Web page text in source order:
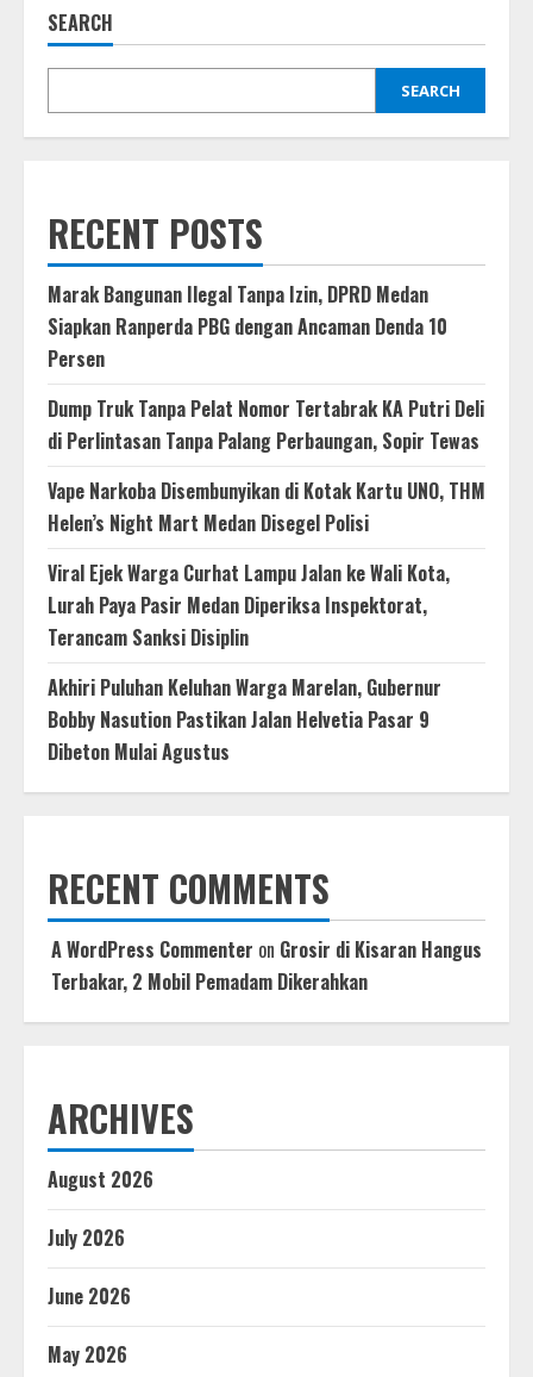
SEARCH
SEARCH
RECENT POSTS
Marak Bangunan Ilegal Tanpa Izin, DPRD Medan
Siapkan Ranperda PBG dengan Ancaman Denda 10
Persen
Dump Truk Tanpa Pelat Nomor Tertabrak KA Putri Deli
di Perlintasan Tanpa Palang Perbaungan, Sopir Tewas
Vape Narkoba Disembunyikan di Kotak Kartu UNO, THM
Helen’s Night Mart Medan Disegel Polisi
Viral Ejek Warga Curhat Lampu Jalan ke Wali Kota,
Lurah Paya Pasir Medan Diperiksa Inspektorat,
Terancam Sanksi Disiplin
Akhiri Puluhan Keluhan Warga Marelan, Gubernur
Bobby Nasution Pastikan Jalan Helvetia Pasar 9
Dibeton Mulai Agustus
RECENT COMMENTS
A WordPress Commenter on Grosir di Kisaran Hangus
Terbakar, 2 Mobil Pemadam Dikerahkan
ARCHIVES
August 2026
July 2026
June 2026
May 2026